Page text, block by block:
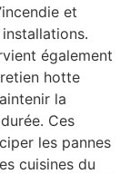
et
également
hotte
la
Ces
les pannes
cuisines du